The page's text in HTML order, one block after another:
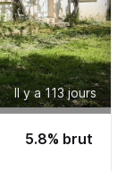
Il y a 113 jours
5.8% brut